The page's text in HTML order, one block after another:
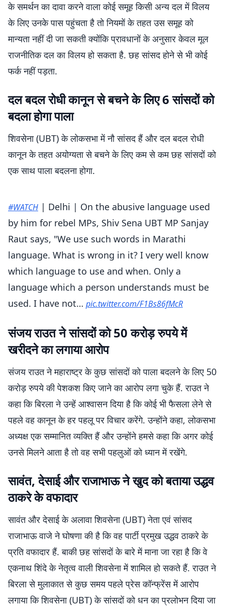
के समर्थन का दावा करने वाला कोई समूह किसी अन्य दल में विलय
के लिए उनके पास पहुंचता है तो नियमों के तहत उस समूह को
मान्यता नहीं दी जा सकती क्योंकि प्रावधानों के अनुसार केवल मूल
राजनीतिक दल का विलय हो सकता है. छह सांसद होने से भी कोई
फर्क नहीं पड़ता.
दल बदल रोधी कानून से बचने के लिए 6 सांसदों को
बदला होगा पाला
शिवसेना (UBT) के लोकसभा में नौ सांसद हैं और दल बदल रोधी
कानून के तहत अयोग्यता से बचने के लिए कम से कम छह सांसदों को
एक साथ पाला बदलना होगा.
#WATCH | Delhi | On the abusive language used
by him for rebel MPs, Shiv Sena UBT MP Sanjay
Raut says, "We use such words in Marathi
language. What is wrong in it? I very well know
which language to use and when. Only a
language which a person understands must be
used. I have not… pic.twitter.com/F1Bs86fMcR
संजय राउत ने सांसदों को 50 करोड़ रुपये में
खरीदने का लगाया आरोप
संजय राउत ने महाराष्ट्र के कुछ सांसदों को पाला बदलने के लिए 50
करोड़ रुपये की पेशकश किए जाने का आरोप लगा चुके हैं. राउत ने
कहा कि बिरला ने उन्हें आश्वासन दिया है कि कोई भी फैसला लेने से
पहले वह कानून के हर पहलू पर विचार करेंगे. उन्होंने कहा, लोकसभा
अध्यक्ष एक सम्मानित व्यक्ति हैं और उन्होंने हमसे कहा कि अगर कोई
उनसे मिलने आता है तो वह सभी पहलुओं को ध्यान में रखेंगे.
सावंत, देसाई और राजाभाऊ ने खुद को बताया उद्धव
ठाकरे के वफादार
सावंत और देसाई के अलावा शिवसेना (UBT) नेता एवं सांसद
राजाभाऊ वाजे ने घोषणा की है कि वह पार्टी प्रमुख उद्धव ठाकरे के
प्रति वफादार हैं. बाकी छह सांसदों के बारे में माना जा रहा है कि वे
एकनाथ शिंदे के नेतृत्व वाली शिवसेना में शामिल हो सकते हैं. राउत ने
बिरला से मुलाकात से कुछ समय पहले प्रेस कॉन्फ्रेंस में आरोप
लगाया कि शिवसेना (UBT) के सांसदों को धन का प्रलोभन दिया जा